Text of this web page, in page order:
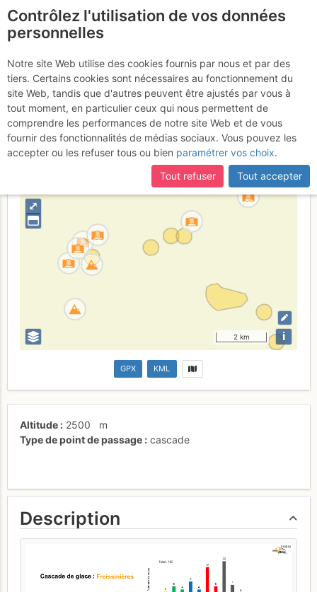
certaines pages ne sont plus accessibles, manquantes ou
incomplètes, déconnectez-vous puis reconnectez-vous à votre
compte sur le site.
Freissinières -
Cascades de glace
France Hautes-Alpes Écrins
⤢
2 km i
GPX KML
Altitude 2500
m
Type de point de passage
cascade
Description
Contrôlez l'utilisation de vos données
personnelles
Notre site Web utilise des cookies fournis par nous et par des
tiers. Certains cookies sont nécessaires au fonctionnement du
site Web, tandis que d'autres peuvent être ajustés par vous à
tout moment, en particulier ceux qui nous permettent de
comprendre les performances de notre site Web et de vous
fournir des fonctionnalités de médias sociaux. Vous pouvez les
accepter ou les refuser tous ou bien paramétrer vos choix.
Tout refuser
Tout accepter